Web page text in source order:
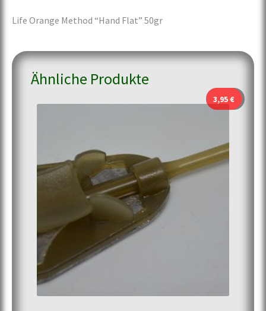
Life Orange Method “Hand Flat” 50gr
Ähnliche Produkte
3,95€